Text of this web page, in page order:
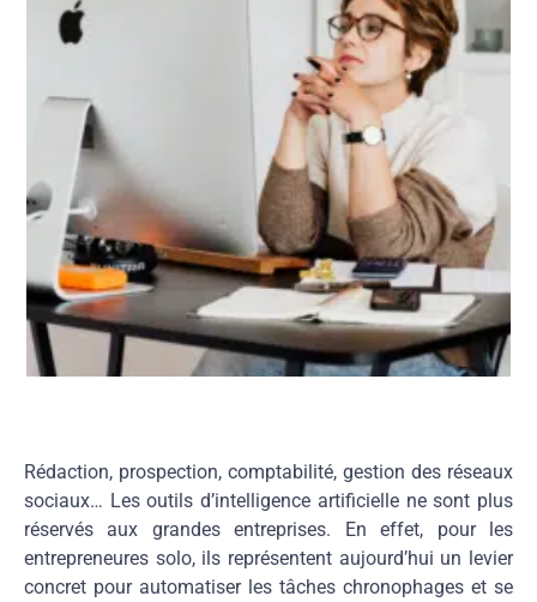
Rédaction, prospection, comptabilité, gestion des réseaux
sociaux… Les outils d’intelligence artificielle ne sont plus
réservés aux grandes entreprises. En effet, pour les
entrepreneures solo, ils représentent aujourd’hui un levier
concret pour automatiser les tâches chronophages et se